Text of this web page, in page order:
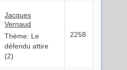
Jacques
Vernaud
Thème: Le
défendu attire
(2)
2258